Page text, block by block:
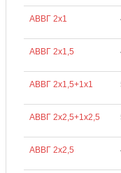
АВВГ 2х1
АВВГ 2х1,5
АВВГ 2х1,5+1х1
АВВГ 2х2,5+1х2,5
АВВГ 2х2,5